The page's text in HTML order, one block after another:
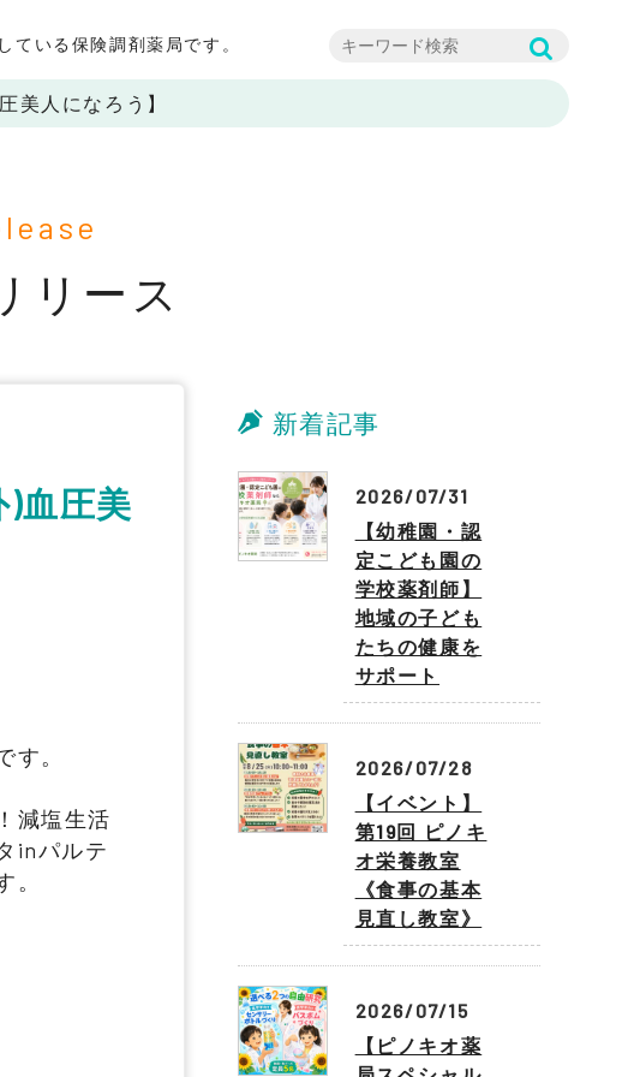
ている保険調剤薬局です。
美人になろう】
リース
)血圧美
す。
減塩生活
inパルテ
。
新着記事
2026/07/31
【幼稚園・認
定こども園の
学校薬剤師】
地域の子ども
たちの健康を
サポート
2026/07/28
【イベント】
第19回 ピノキ
オ栄養教室
《食事の基本
見直し教室》
2026/07/15
【ピノキオ薬